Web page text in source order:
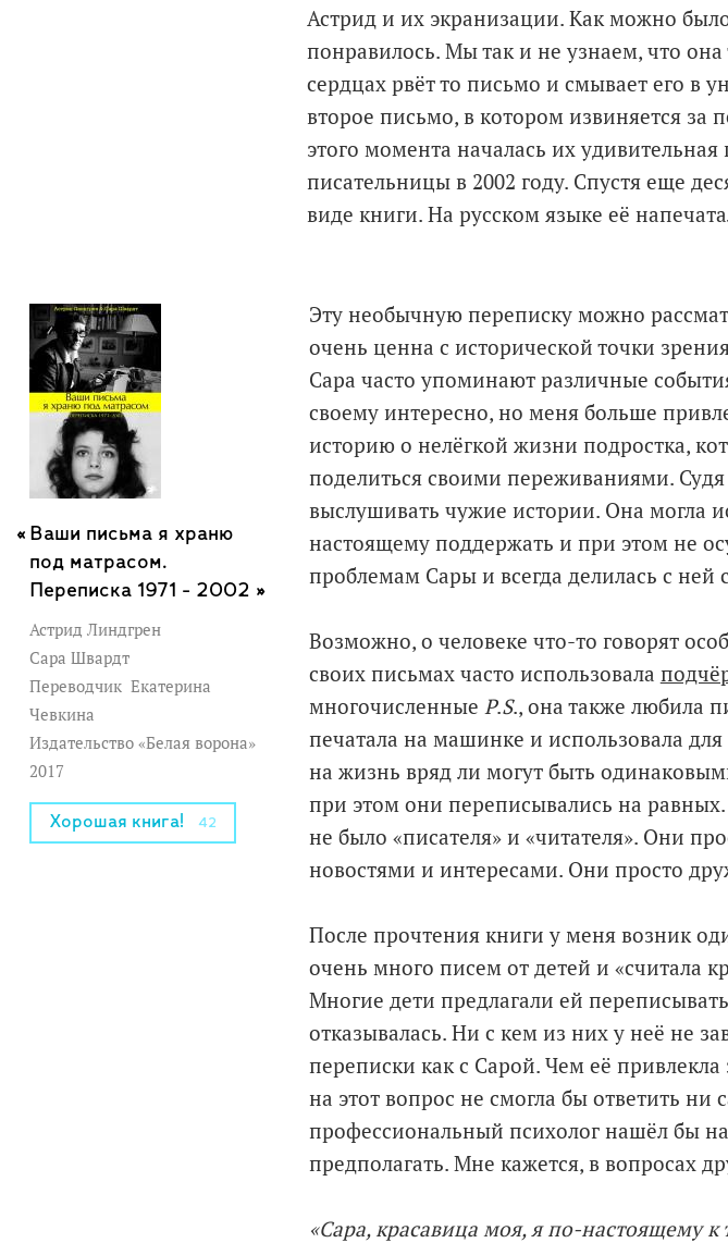
Астрид и их экранизации. Как можно
понравилось. Мы так и не узнаем, что она
сердцах рвёт то письмо и смывает его в
второе письмо, в котором извиняется за
этого момента началась их
писательницы в 2002 году. Спустя еще
виде книги. На русском языке её
Ваши письма я храню
под матрасом.
Переписка 1971 - 2002 »
Астрид Линдгрен
Сара Швардт
Переводчик Екатерина
Чевкина
Издательство «Белая ворона»
2017
Хорошая книга! 42
Эту необычную переписку можно
очень ценна с исторической точки
Сара часто упоминают различные
своему интересно, но меня больше
историю о нелёгкой жизни подростка,
поделиться своими переживаниями.
выслушивать чужие истории. Она могла
настоящему поддержать и при этом не
проблемам Сары и всегда делилась с
Возможно, о человеке что-то говорят
своих письмах часто использовала
многочисленные P.S., она также любила
печатала на машинке и использовала
на жизнь вряд ли могут быть
при этом они переписывались на равных.
не было «писателя» и «читателя». Они
новостями и интересами. Они просто
После прочтения книги у меня возник
очень много писем от детей и «считала
Многие дети предлагали ей
отказывалась. Ни с кем из них у неё не
переписки как с Сарой. Чем её
на этот вопрос не смогла бы ответить
профессиональный психолог нашёл бы на
предполагать. Мне кажется, в вопросах
«Сара, красавица моя, я по-настоящему к